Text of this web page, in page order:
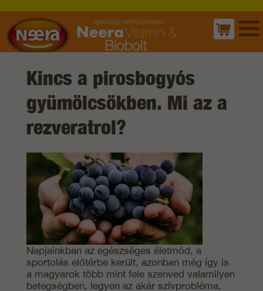
Kincs a pirosbogyós
gyümölcsökben. Mi az a
rezveratrol?
Napjainkban az egészséges életmód, a
sportolás előtérbe került, azonban még így is
a magyarok több mint fele szenved valamilyen
betegségben, legyen az akár szívprobléma,